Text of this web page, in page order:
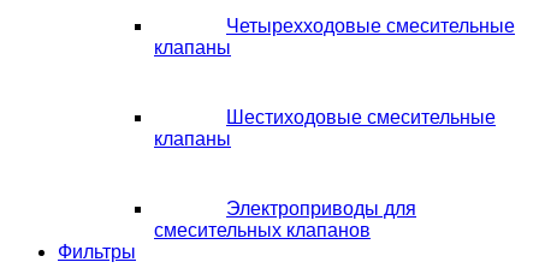
Четырехходовые смесительные
клапаны
Шестиходовые смесительные
клапаны
Электроприводы для
смесительных клапанов
Фильтры